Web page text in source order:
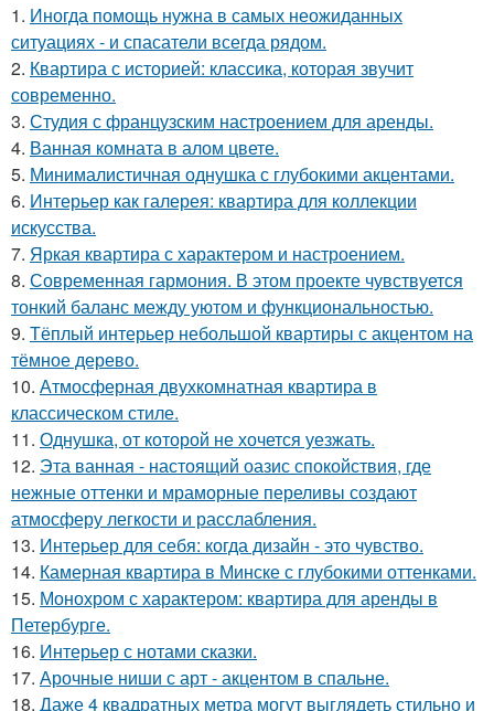
1. Иногда помощь нужна в самых неожиданных
ситуациях - и спасатели всегда рядом.
2. Квартира с историей: классика, которая звучит
современно.
3. Студия с французским настроением для аренды.
4. Ванная комната в алом цвете.
5. Минималистичная однушка с глубокими акцентами.
6. Интерьер как галерея: квартира для коллекции
искусства.
7. Яркая квартира с характером и настроением.
8. Современная гармония. В этом проекте чувствуется
тонкий баланс между уютом и функциональностью.
9. Тёплый интерьер небольшой квартиры с акцентом на
тёмное дерево.
10. Атмосферная двухкомнатная квартира в
классическом стиле.
11. Однушка, от которой не хочется уезжать.
12. Эта ванная - настоящий оазис спокойствия, где
нежные оттенки и мраморные переливы создают
атмосферу легкости и расслабления.
13. Интерьер для себя: когда дизайн - это чувство.
14. Камерная квартира в Минске с глубокими оттенками.
15. Монохром с характером: квартира для аренды в
Петербурге.
16. Интерьер с нотами сказки.
17. Арочные ниши с арт - акцентом в спальне.
18. Даже 4 квадратных метра могут выглядеть стильно и